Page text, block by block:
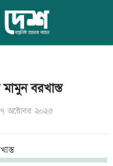
বরখাস্ত
অক্টোবর ২০২৫